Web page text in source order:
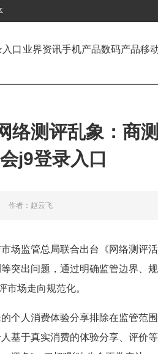
口 业界资讯手机产品数码产品移
络测评乱象：商
j9登录入口
作者：赵云飞
场监管总局联合出台《网络测评
突出问题，通过明确监管边界、
市场走向规范化。
个人消费体验分享排除在监管范
基于真实消费的体验分享、评价